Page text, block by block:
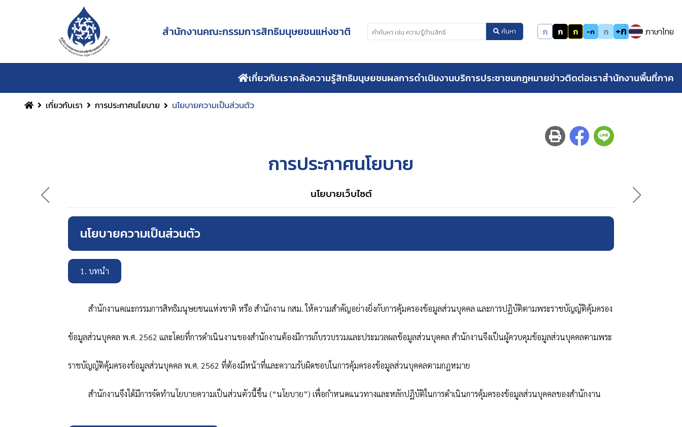
สำนักงานคณะกรรมการสิทธิมนุษยชนแห่งชาติ ค้นหา ก ก ก -ก ก +ก ภาษาไทย
เกี่ยวกับเราคลังความรู้สิทธิมนุษยชนผลการดำเนินงานบริการประชาชนกฎหมายข่าวติดต่อเราสำนักงานพื้นที่ภาค
เกี่ยวกับเรา การประกาศนโยบาย นโยบายความเป็นส่วนตัว
การประกาศนโยบาย
นโยบายเว็บไซต์
นโยบายความเป็นส่วนตัว
1. บทนำ
สำนักงานคณะกรรมการสิทธิมนุษยชนแห่งชาติ หรือ สำนักงาน กสม. ให้ความสำคัญอย่างยิ่งกับการคุ้มครองข้อมูลส่วนบุคคล และการปฏิบัติตามพระราชบัญญัติคุ้มครอง
ข้อมูลส่วนบุคคล พ.ศ.2562และโดยที่การดำเนินงานของสำนักงานต้องมีการเก็บรวบรวมและประมวลผลข้อมูลส่วนบุคคล สำนักงานจึงเป็นผู้ควบคุมข้อมูลส่วนบุคคลตามพระ
ราชบัญญัติคุ้มครองข้อมูลส่วนบุคคล พ.ศ.2562ที่ต้องมีหน้าที่และความรับผิดชอบในการคุ้มครองข้อมูลส่วนบุคคลตามกฎหมาย
สำนักงานจึงได้มีการจัดทำนโยบายความเป็นส่วนตัวนี้ขึ้น (“นโยบาย”) เพื่อกำหนดแนวทางและหลักปฏิบัติในการดำเนินการคุ้มครองข้อมูลส่วนบุคคลของสำนักงาน